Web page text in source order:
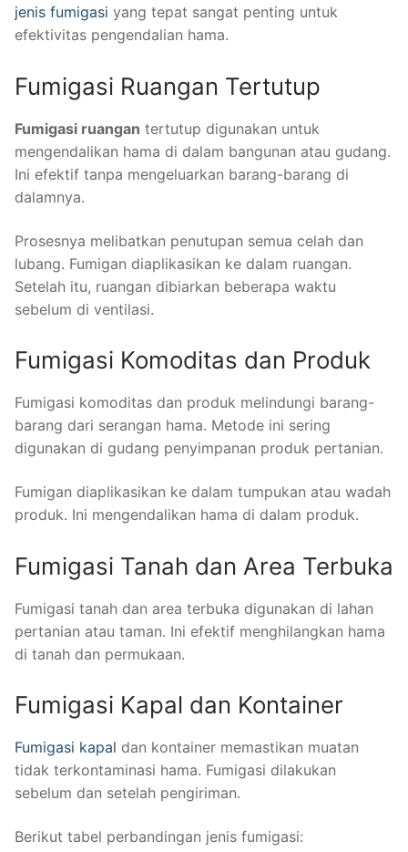
jenis fumigasi yang tepat sangat penting untuk
efektivitas pengendalian hama.
Fumigasi Ruangan Tertutup
Fumigasi ruangan tertutup digunakan untuk
mengendalikan hama di dalam bangunan atau gudang.
Ini efektif tanpa mengeluarkan barang-barang di
dalamnya.
Prosesnya melibatkan penutupan semua celah dan
lubang. Fumigan diaplikasikan ke dalam ruangan.
Setelah itu, ruangan dibiarkan beberapa waktu
sebelum di ventilasi.
Fumigasi Komoditas dan Produk
Fumigasi komoditas dan produk melindungi barang-
barang dari serangan hama. Metode ini sering
digunakan di gudang penyimpanan produk pertanian.
Fumigan diaplikasikan ke dalam tumpukan atau wadah
produk. Ini mengendalikan hama di dalam produk.
Fumigasi Tanah dan Area Terbuka
Fumigasi tanah dan area terbuka digunakan di lahan
pertanian atau taman. Ini efektif menghilangkan hama
di tanah dan permukaan.
Fumigasi Kapal dan Kontainer
Fumigasi kapal dan kontainer memastikan muatan
tidak terkontaminasi hama. Fumigasi dilakukan
sebelum dan setelah pengiriman.
Berikut tabel perbandingan jenis fumigasi: